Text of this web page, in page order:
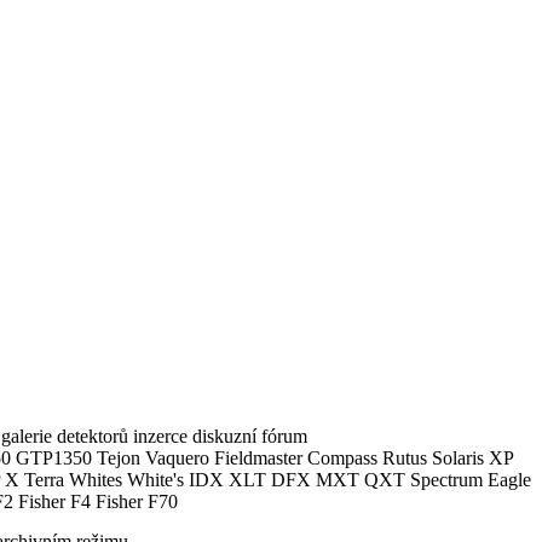
detektorů inzerce diskuzní fórum
Tejon Vaquero Fieldmaster Compass Rutus Solaris XP
Terra Whites White's IDX XLT DFX MXT QXT Spectrum Eagle
Fisher F4 Fisher F70